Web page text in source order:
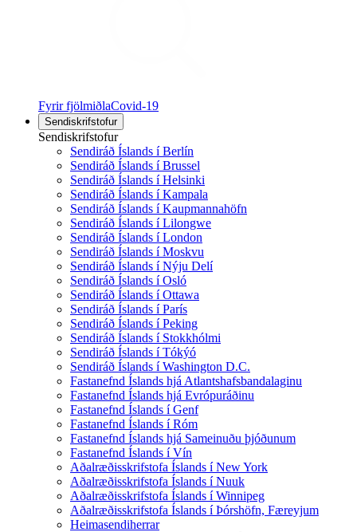
Fyrir fjölmiðlaCovid-19
Sendiskrifstofur
Sendiskrifstofur
Sendiráð Íslands í Berlín
Sendiráð Íslands í Brussel
Sendiráð Íslands í Helsinki
Sendiráð Íslands í Kampala
Sendiráð Íslands í Kaupmannahöfn
Sendiráð Íslands í Lilongwe
Sendiráð Íslands í London
Sendiráð Íslands í Moskvu
Sendiráð Íslands í Nýju Delí
Sendiráð Íslands í Osló
Sendiráð Íslands í Ottawa
Sendiráð Íslands í París
Sendiráð Íslands í Peking
Sendiráð Íslands í Stokkhólmi
Sendiráð Íslands í Tókýó
Sendiráð Íslands í Washington D.C.
Fastanefnd Íslands hjá Atlantshafsbandalaginu
Fastanefnd Íslands hjá Evrópuráðinu
Fastanefnd Íslands í Genf
Fastanefnd Íslands í Róm
Fastanefnd Íslands hjá Sameinuðu þjóðunum
Fastanefnd Íslands í Vín
Aðalræðisskrifstofa Íslands í New York
Aðalræðisskrifstofa Íslands í Nuuk
Aðalræðisskrifstofa Íslands í Winnipeg
Aðalræðisskrifstofa Íslands í Þórshöfn, Færeyjum
Heimasendiherrar